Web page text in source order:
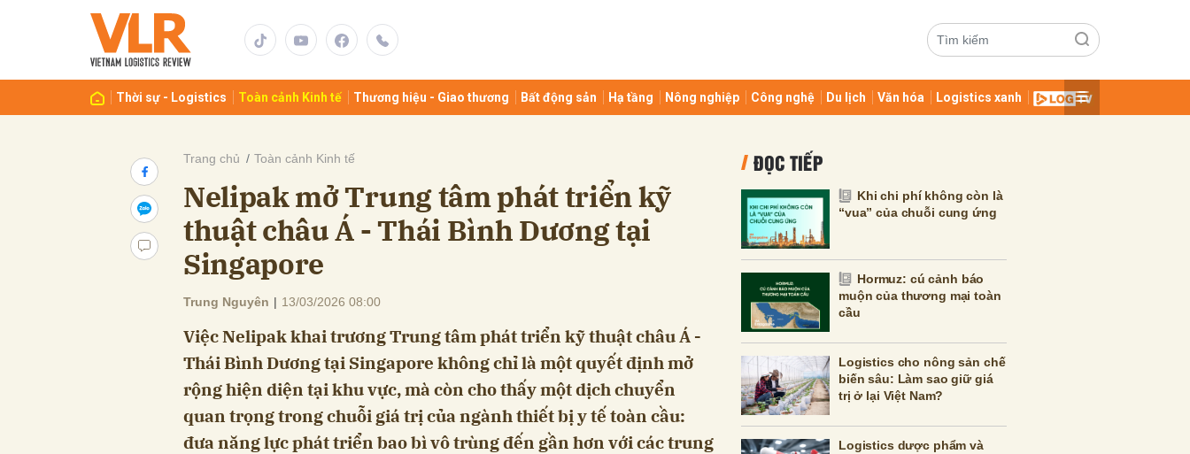
Thời sự - Logistics Toàn cảnh Kinh tế Thương hiệu - Giao thương Bất động sản Hạ tầng Nông nghiệp Công nghệ Du lịch Văn hóa Logistics xanh
Trang chủ Toàn cảnh Kinh tế
Nelipak mở Trung tâm phát triển kỹ
thuật châu Á - Thái Bình Dương tại
Singapore
Trung Nguyên | 13/03/2026 08:00
Việc Nelipak khai trương Trung tâm phát triển kỹ thuật châu Á -
Thái Bình Dương tại Singapore không chỉ là một quyết định mở
rộng hiện diện tại khu vực, mà còn cho thấy một dịch chuyển
quan trọng trong chuỗi giá trị của ngành thiết bị y tế toàn cầu:
đưa năng lực phát triển bao bì vô trùng đến gần hơn với các trung
ĐỌC TIẾP
Khi chi phí không còn là
“vua” của chuỗi cung ứng
Hormuz: cú cảnh báo
muộn của thương mại toàn
cầu
Logistics cho nông sản chế
biến sâu: Làm sao giữ giá
trị ở lại Việt Nam?
Logistics dược phẩm và
Gửi bình luận
Gửi